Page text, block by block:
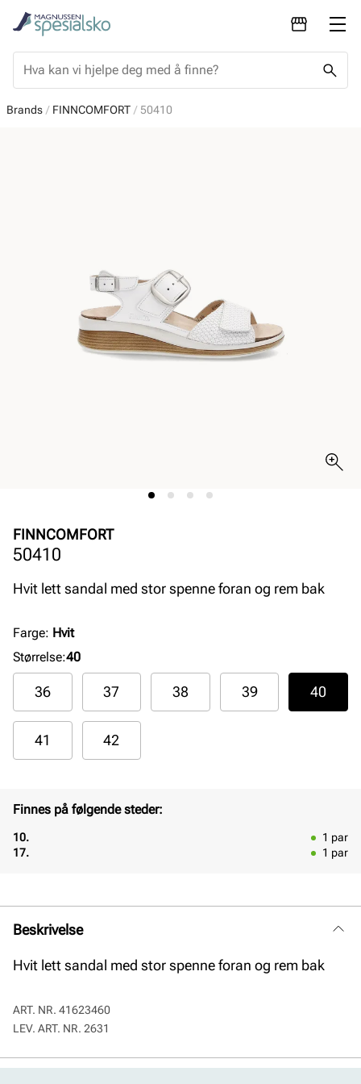
Brands FINNCOMFORT 50410
FINNCOMFORT
50410
Hvit lett sandal med stor spenne foran og rem bak
Farge: Hvit
Størrelse:40
36 37 38 39 40
41 42
Finnes på følgende steder:
10. 1 par
17.
1 par
Beskrivelse
Hvit lett sandal med stor spenne foran og rem bak
ART. NR. 41623460
LEV. ART. NR. 2631